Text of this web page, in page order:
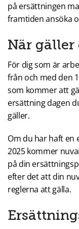
på ersättningen
framtiden ansöka
När gäller
För dig som är
från och med den
som kommer att
ersättning dagen
gäller.
Om du har haft en
2025 kommer
på din
efter det att din
reglerna att gälla.